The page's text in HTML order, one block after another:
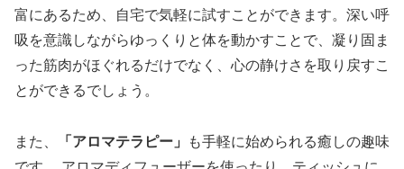
富にあるため、自宅で気軽に試すことができます。深い呼
吸を意識しながらゆっくりと体を動かすことで、凝り固ま
った筋肉がほぐれるだけでなく、心の静けさを取り戻すこ
とができるでしょう。
また、 「アロマテラピー」
も手軽に始められる癒しの趣味